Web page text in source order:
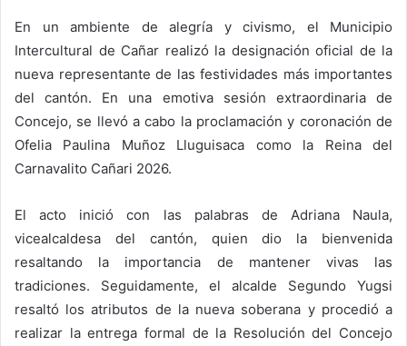
En un ambiente de alegría y civismo, el Municipio
Intercultural de Cañar realizó la designación oficial de la
nueva representante de las festividades más importantes
del cantón. En una emotiva sesión extraordinaria de
Concejo, se llevó a cabo la proclamación y coronación de
Ofelia Paulina Muñoz Lluguisaca como la Reina del
Carnavalito Cañari 2026.
El acto inició con las palabras de Adriana Naula,
vicealcaldesa del cantón, quien dio la bienvenida
resaltando la importancia de mantener vivas las
tradiciones. Seguidamente, el alcalde Segundo Yugsi
resaltó los atributos de la nueva soberana y procedió a
realizar la entrega formal de la Resolución del Concejo